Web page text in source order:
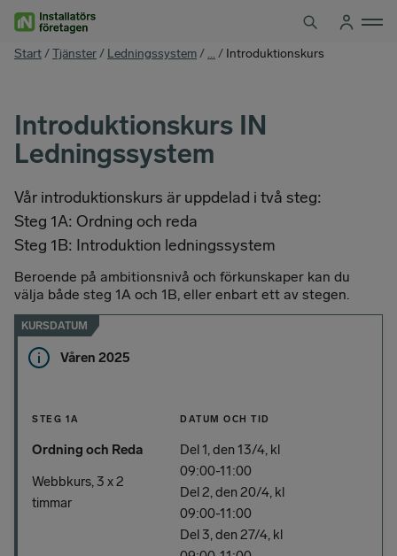
You
Start/Tjänster/ Ledningssystem/ ... / Introduktionskurs
Introduktionskurs IN
Ledningssystem
Vår introduktionskurs är uppdelad i två steg:
Steg 1A: Ordning och reda
Steg 1B: Introduktion ledningssystem
Beroende på ambitionsnivå och förkunskaper kan du
välja både steg 1A och 1B, eller enbart ett av stegen.
KURSDATUM
Våren 2025
STEG 1A
Ordning och Reda
Webbkurs, 3 x 2
timmar
DATUM OCH TID
Del 1, den 13/4, kl
09:00-11:00
Del 2, den 20/4, kl
09:00-11:00
Del 3, den 27/4, kl